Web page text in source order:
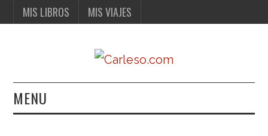
MIS LIBROS MIS VIAJES
MENU